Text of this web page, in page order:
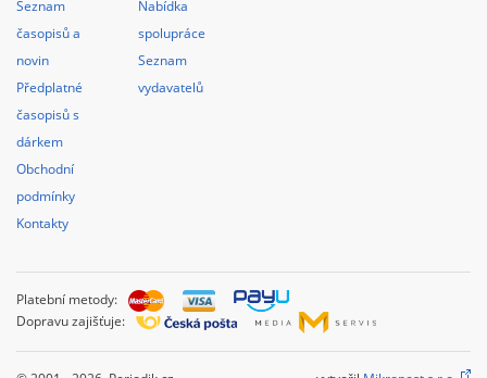
Seznam
časopisů a
novin
Předplatné
časopisů s
dárkem
Obchodní
podmínky
Kontakty
Nabídka
spolupráce
Seznam
vydavatelů
Platební metody:
Dopravu zajišťuje: